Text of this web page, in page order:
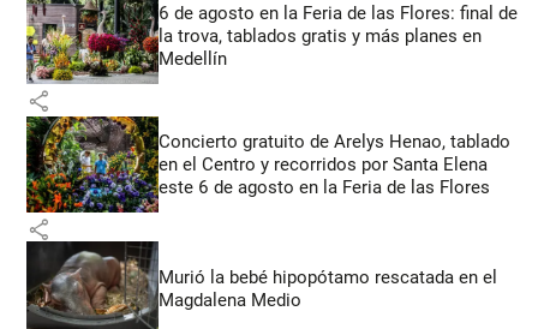
6 de agosto en la Feria de las Flores: final de
la trova, tablados gratis y más planes en
Medellín
share
Concierto gratuito de Arelys Henao, tablado
en el Centro y recorridos por Santa Elena
este 6 de agosto en la Feria de las Flores
share
Murió la bebé hipopótamo rescatada en el
Magdalena Medio